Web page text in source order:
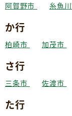
阿賀野市 糸魚
か行
柏崎市 加茂市
さ行
三条市 佐渡市
た行